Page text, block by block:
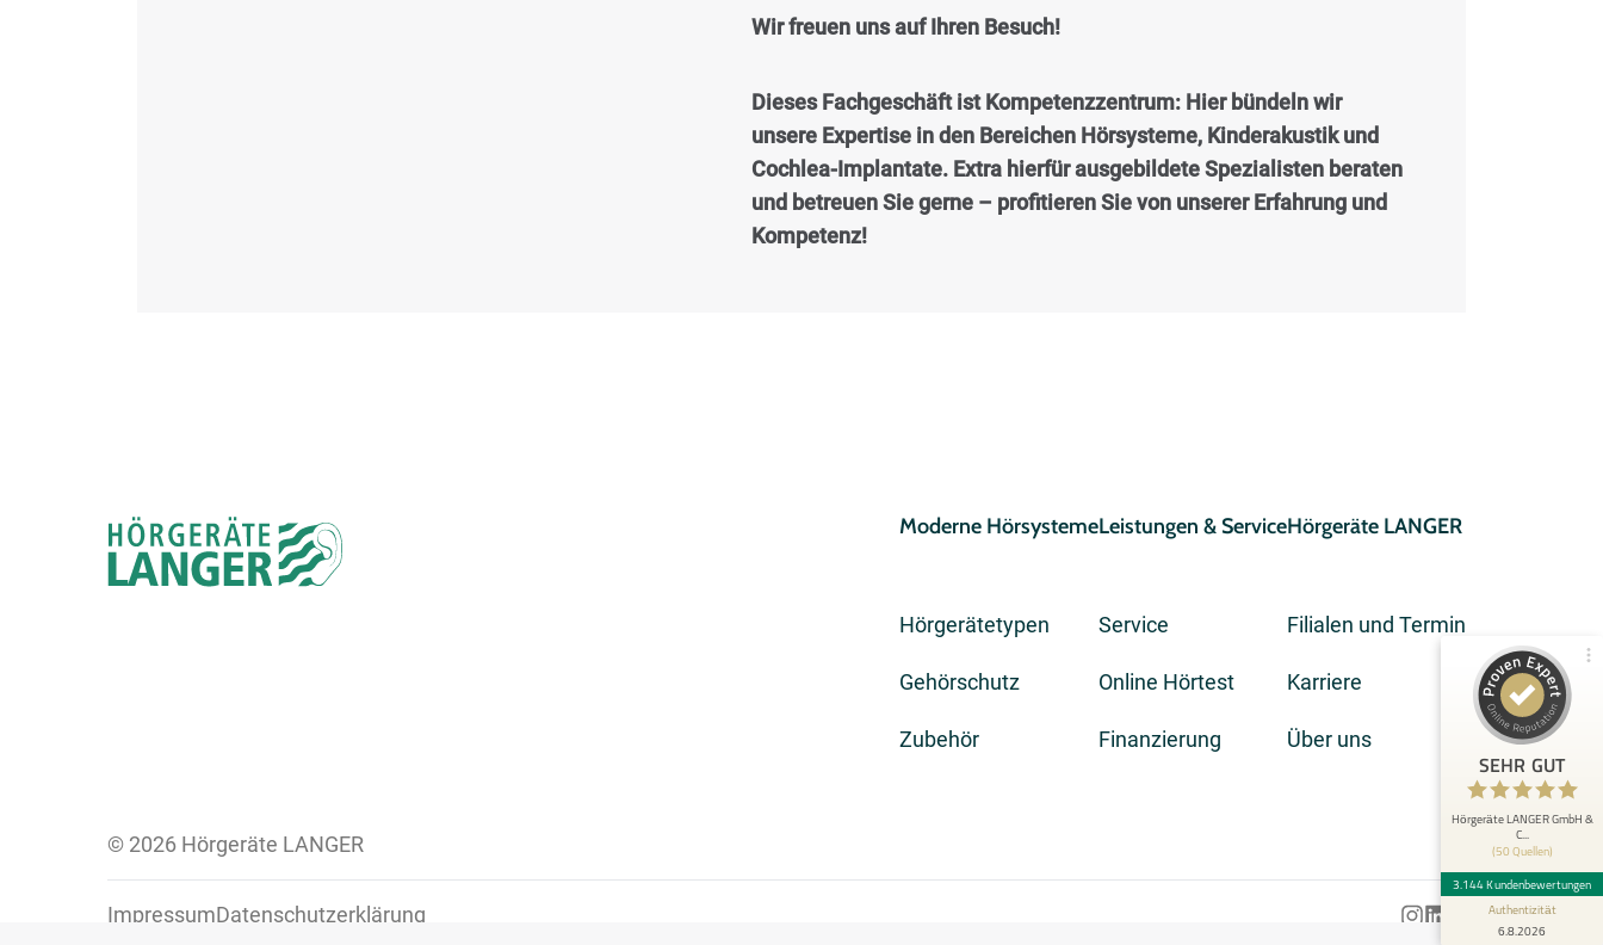
Wir freuen uns auf Ihren Besuch!
Dieses Fachgeschäft ist Kompetenzzentrum: Hier bündeln wir
unsere Expertise in den Bereichen Hörsysteme, Kinderakustik und
Cochlea-Implantate. Extra hierfür ausgebildete Spezialisten beraten
und betreuen Sie gerne – profitieren Sie von unserer Erfahrung und
Kompetenz!
Moderne Hörsysteme
Hörgerätetypen
Gehörschutz
Zubehör
Leistungen & Service
Service
Online Hörtest
Finanzierung
Hörgeräte LANGER
Filialen und Termin
Karriere
Über uns
© 2026 Hörgeräte LANGER
ImpressumDatenschutzerklärung
SEHR GUT
Hörgeräte LANGER GmbH &
C...
(50 Quellen)
3.144 Kundenbewertungen
Authentizität
6.8.2026
Kundenbewertungen und Erfahrungen zu
Hörgeräte LANGER GmbH & Co. KG
3.144
Bewertungen von 50
anderen Quellen
Blick aufs ProvenExpert-Profil werfen